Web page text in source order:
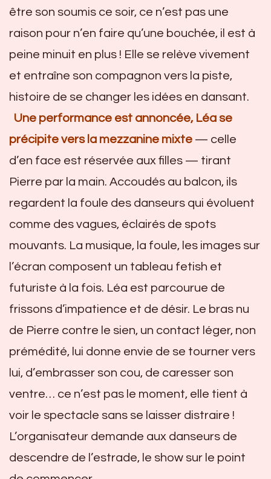
être son soumis ce soir, ce n’est pas une
raison pour n’en faire qu’une bouchée, il est à
peine minuit en plus ! Elle se relève vivement
et entraîne son compagnon vers la piste,
histoire de se changer les idées en dansant.
Une performance est annoncée, Léa se
précipite vers la mezzanine mixte — celle
d’en face est réservée aux filles — tirant
Pierre par la main. Accoudés au balcon, ils
regardent la foule des danseurs qui évoluent
comme des vagues, éclairés de spots
mouvants. La musique, la foule, les images sur
l’écran composent un tableau fetish et
futuriste à la fois. Léa est parcourue de
frissons d’impatience et de désir. Le bras nu
de Pierre contre le sien, un contact léger, non
prémédité, lui donne envie de se tourner vers
lui, d’embrasser son cou, de caresser son
ventre… ce n’est pas le moment, elle tient à
voir le spectacle sans se laisser distraire !
L’organisateur demande aux danseurs de
descendre de l’estrade, le show sur le point